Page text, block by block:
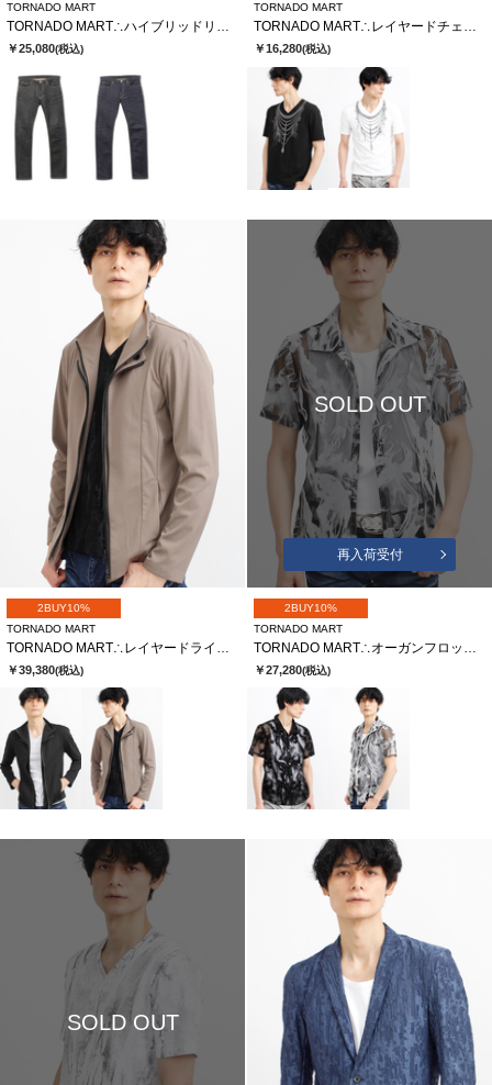
TORNADO MART
TORNADO MART∴ハイブリッドリジットデニム
￥25,080(税込)
TORNADO MART
TORNADO MART∴レイヤードチェーンバタフライプリントTシャツ
￥16,280(税込)
2BUY10%
TORNADO MART
TORNADO MART∴レイヤードライダース
￥39,380(税込)
SOLD OUT
再入荷受付
2BUY10%
TORNADO MART
TORNADO MART∴オーガンフロッキースモークプリント半袖シャツ
￥27,280(税込)
SOLD OUT